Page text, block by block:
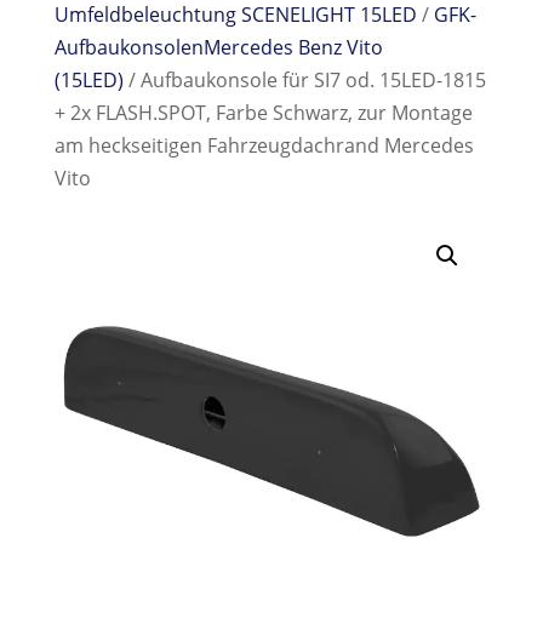
Umfeldbeleuchtung SCENELIGHT 15LED / GFK-
AufbaukonsolenMercedes Benz Vito
(15LED) / Aufbaukonsole für SI7 od. 15LED-1815
+ 2x FLASH.SPOT, Farbe Schwarz, zur Montage
am heckseitigen Fahrzeugdachrand Mercedes
Vito